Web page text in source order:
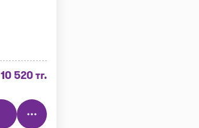
10 520 тг.